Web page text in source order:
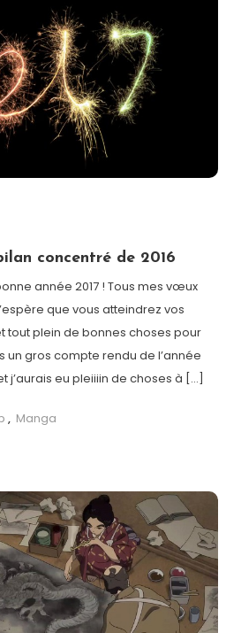
concentré de 2016
année 2017 ! Tous mes vœux
que vous atteindrez vos
tout plein de bonnes choses pour
un gros compte rendu de l’année
eu pleiiiin de choses à […]
, Manga